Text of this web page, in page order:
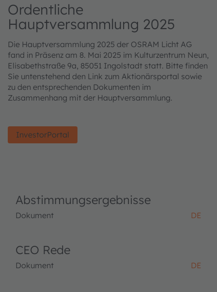
Ordentliche
Hauptversammlung 2025
Die Hauptversammlung 2025 der OSRAM Licht AG
fand in Präsenz am 8. Mai 2025 im Kulturzentrum Neun,
Elisabethstraße 9a, 85051 Ingolstadt statt. Bitte finden
Sie untenstehend den Link zum Aktionärsportal sowie
zu den entsprechenden Dokumenten im
Zusammenhang mit der Hauptversammlung.
InvestorPortal
Abstimmungsergebnisse
Dokument DE
CEO Rede
Dokument DE